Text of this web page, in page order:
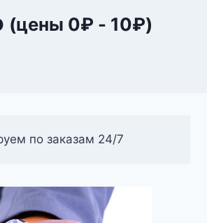
(цены 0₽ - 10₽)
по заказам 24/7